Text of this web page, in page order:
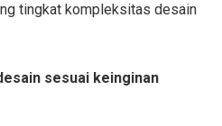
tingkat kompleksitas desain
sesuai keinginan